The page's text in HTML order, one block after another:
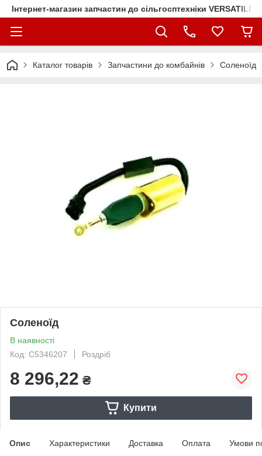
Інтернет-магазин запчастин до сільгосптехніки VERSATILE
Каталог товарів Запчастини до комбайнів Соленоїд
Соленоїд
В наявності
Код: С5346207
Роздріб
8 296,22 ₴
Купити
Опис Характеристики Доставка Оплата Умови